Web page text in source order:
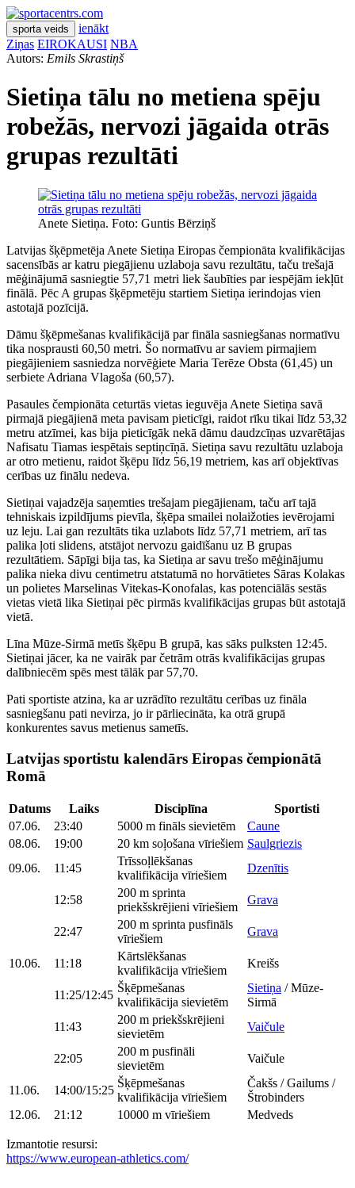
sporta veids
ienākt
Ziņas EIROKAUSI NBA
Autors: Emils Skrastiņš
Sietiņa tālu no metiena spēju
robežās, nervozi jāgaida otrās
grupas rezultāti
Anete Sietiņa. Foto: Guntis Bērziņš
Latvijas šķēpmetēja Anete Sietiņa Eiropas čempionāta kvalifikācijas
sacensībās ar katru piegājienu uzlaboja savu rezultātu, taču trešajā
mēģinājumā sasniegtie 57,71 metri liek šaubīties par iespējām iekļūt
finālā. Pēc A grupas šķēpmetēju startiem Sietiņa ierindojas vien
astotajā pozīcijā.
Dāmu šķēpmešanas kvalifikācijā par fināla sasniegšanas normatīvu
tika nosprausti 60,50 metri. Šo normatīvu ar saviem pirmajiem
piegājieniem sasniedza norvēģiete Maria Terēze Obsta (61,45) un
serbiete Adriana Vlagoša (60,57).
Pasaules čempionāta ceturtās vietas ieguvēja Anete Sietiņa savā
pirmajā piegājienā meta pavisam pieticīgi, raidot rīku tikai līdz 53,32
metru atzīmei, kas bija pieticīgāk nekā dāmu daudzcīņas uzvarētājas
Nafisatu Tiamas iespētais septiņcīņā. Sietiņa savu rezultātu uzlaboja
ar otro metienu, raidot šķēpu līdz 56,19 metriem, kas arī objektīvas
cerības uz finālu nedeva.
Sietiņai vajadzēja saņemties trešajam piegājienam, taču arī tajā
tehniskais izpildījums pievīla, šķēpa smailei nolaižoties ievērojami
uz leju. Lai gan rezultāts tika uzlabots līdz 57,71 metriem, arī tas
palika ļoti slidens, atstājot nervozu gaidīšanu uz B grupas
rezultātiem. Sāpīgi bija tas, ka Sietiņa ar savu trešo mēģinājumu
palika nieka divu centimetru atstatumā no horvātietes Sāras Kolakas
un polietes Marselinas Vitekas-Konofalas, kas potenciālās sestās
vietas vietā lika Sietiņai pēc pirmās kvalifikācijas grupas būt astotajā
vietā.
Līna Mūze-Sirmā metīs šķēpu B grupā, kas sāks pulksten 12:45.
Sietiņai jācer, ka ne vairāk par četrām otrās kvalifikācijas grupas
dalībniecēm spēs mest tālāk par 57,70.
Pati sportiste atzina, ka ar uzrādīto rezultātu cerības uz fināla
sasniegšanu pati nevirza, jo ir pārliecināta, ka otrā grupā
konkurentes savus metienus sametīs.
Latvijas sportistu kalendārs Eiropas čempionātā
Romā
Datums Laiks Disciplīna
Sportisti
07.06.
23:40 5000 m fināls sievietēm
Caune
08.06.
19:00 20 km soļošana vīriešiem Saulgriezis
09.06.
11:45
Trīssoļlēkšanas
kvalifikācija vīriešiem
Dzenītis
12:58
200 m sprinta
priekšskrējieni vīriešiem
Grava
22:47
200 m sprinta pusfināls
vīriešiem
Grava
10.06. 11:18
Kārtslēkšanas
kvalifikācija vīriešiem
Kreišs
11:25/12:45
Šķēpmešanas
kvalifikācija sievietēm
Sietiņa / Mūze-
Sirmā
11:43
200 m priekšskrējieni
sievietēm
Vaičule
22:05
200 m pusfināli
sievietēm
Vaičule
11.06. 14:00/15:25
Šķēpmešanas
kvalifikācija vīriešiem
Čakšs / Gailums /
Štrobinders
12.06.
21:12 10000 m vīriešiem Medveds
Izmantotie resursi:
https://www.european-athletics.com/